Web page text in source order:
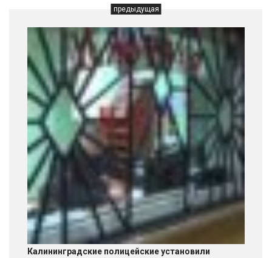
предыдущая
Калининградские полицейские установили